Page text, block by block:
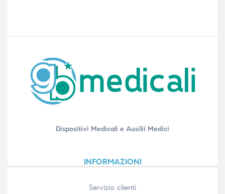
Dispositivi Medicali e Ausilii Medici
INFORMAZIONI
Servizio clienti